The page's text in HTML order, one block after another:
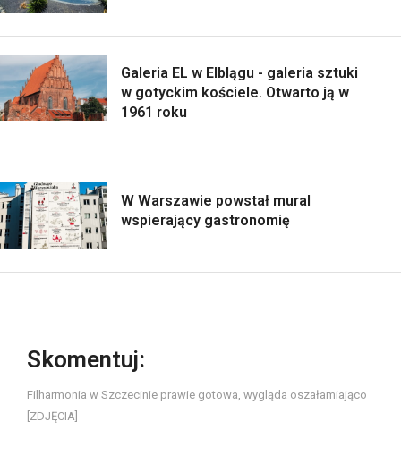
Galeria EL w Elblągu - galeria sztuki
w gotyckim kościele. Otwarto ją w
1961 roku
W Warszawie powstał mural
wspierający gastronomię
Skomentuj:
Filharmonia w Szczecinie prawie gotowa, wygląda oszałamiająco
[ZDJĘCIA]